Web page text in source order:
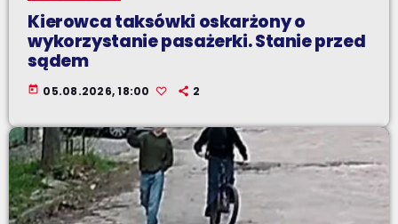
Kierowca taksówki oskarżony o
wykorzystanie pasażerki. Stanie przed
sądem
today 05.08.2026, 18:00 2